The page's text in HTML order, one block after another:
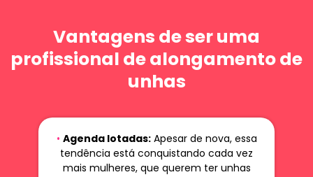
Vantagens de ser uma
profissional de alongamento de
unhas
• Agenda lotadas:Apesar de nova, essa
tendência está conquistando cada vez
mais mulheres, que querem ter unhas